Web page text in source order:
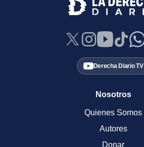
Derecha Diario TV
Nosotros
Quienes Somos
Autores
Donar